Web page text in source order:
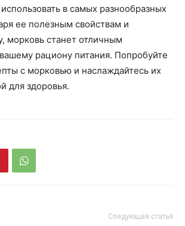
в самых разнообразных
ее полезным свойствам и
морковь станет отличным
рациону питания. Попробуйте
с морковью и наслаждайтесь их
для здоровья.
Следующая статья